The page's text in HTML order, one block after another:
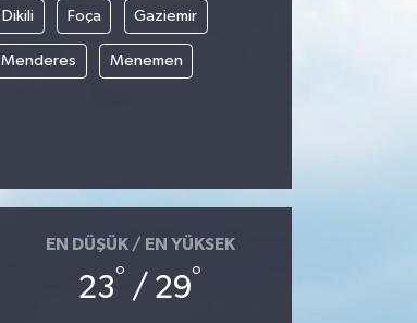
Dikili Foça Gaziemir
Menderes Menemen
EN DÜŞÜK / EN YÜKSEK
23° / 29°